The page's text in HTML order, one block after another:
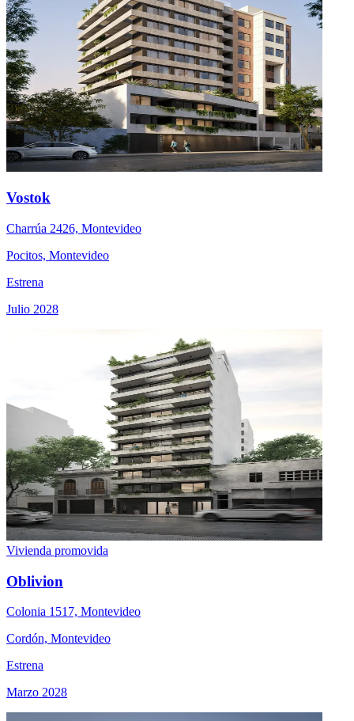
Vostok
Charrúa 2426, Montevideo
Pocitos, Montevideo
Estrena
Julio 2028
Vivienda promovida
Oblivion
Colonia 1517, Montevideo
Cordón, Montevideo
Estrena
Marzo 2028